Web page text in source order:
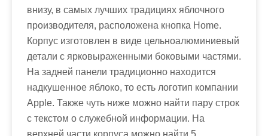
внизу, в самых лучших традициях яблочного
производителя, расположена кнопка Home.
Корпус изготовлен в виде цельноалюминиевый
детали с ярковыраженными боковыми частями.
На задней панели традиционно находится
надкушенное яблоко, то есть логотип компании
Apple. Также чуть ниже можно найти пару строк
с текстом о служебной информации. На
верхней части корпуса можно найти 5